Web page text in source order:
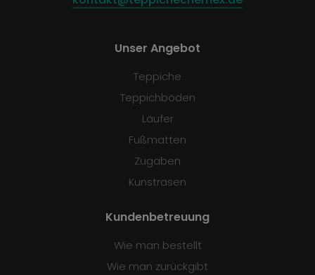
Unser Angebot
Teppiche
Teppichböden
Läufer
Fußmatten
Zugaben
Kunstrasen
Kundenbetreuung
Wie man bestellt
Wie man zurückgibt